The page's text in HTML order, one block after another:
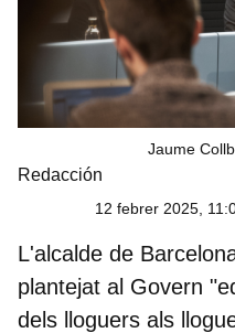
Jaume
Redacción
12 febrer 2025,
L'alcalde de
plantejat al Govern
dels lloguers als